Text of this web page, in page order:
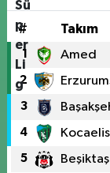
# Takım
1 Amed
2
3
4
5 Beşiktaş